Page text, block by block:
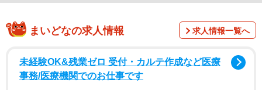
まいどなの求人情報 求人情報一覧へ
未経験OK&残業ゼロ 受付・カルテ作成など医療
事務/医療機関でのお仕事です